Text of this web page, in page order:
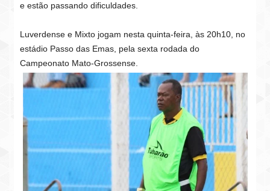
e estão passando dificuldades.
Luverdense e Mixto jogam nesta quinta-feira, às 20h10, no
estádio Passo das Emas, pela sexta rodada do
Campeonato Mato-Grossense.